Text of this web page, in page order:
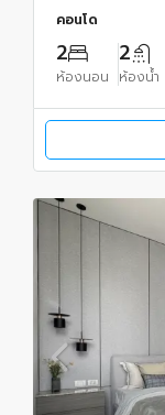
คอนโด
2
ห้องนอน
2
ห้องน้ำ